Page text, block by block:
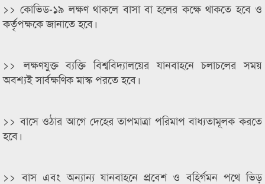
>> কোভিড-১৯ লক্ষণ থাকলে বাসা বা হলের কক্ষে থাকতে হবে ও
কর্তৃপক্ষকে জানাতে হবে।
>> লক্ষণযুক্ত ব্যক্তি বিশ্ববিদ্যালয়ের যানবাহনে চলাচলের সময়
অবশ্যই সার্বক্ষণিক মাস্ক পরতে হবে।
>> বাসে ওঠার আগে দেহের তাপমাত্রা পরিমাপ বাধ্যতামূলক করতে
হবে।
>> বাস এবং অন্যান্য যানবাহনে প্রবেশ ও বহির্গমন পথে ভিড়